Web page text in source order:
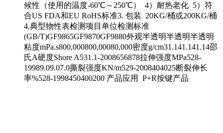
候性（使用的温度-60℃～250℃） 4）耐热老化 5）符
合US FDA和EU RoHS标准3. 包装 20KG/桶或200KG/桶
4.典型物性表检测项目单位检测标准
(GB/T)GF9865GF9870GF9880外观半透明半透明半透明
粘度mPa.s800,000800,00080,000密度g/cm31.141.141.14邵
氏A硬度Shore A531.1-2008656878拉伸强度MPa528-
19989.09.07.0撕裂强度KN/m529-2008404025断裂伸长
率%528-1998450400200 产品应用 P+R按键产品